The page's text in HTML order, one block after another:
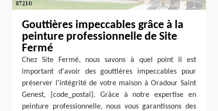
Gouttières impeccables grâce à la
peinture professionnelle de Site
Fermé
Chez Site Fermé, nous savons à quel point il est
important d'avoir des gouttières impeccables pour
préserver l'intégrité de votre maison à Oradour Saint
Genest, {code_postal}. Grâce à notre expertise en
peinture professionnelle, nous vous garantissons des